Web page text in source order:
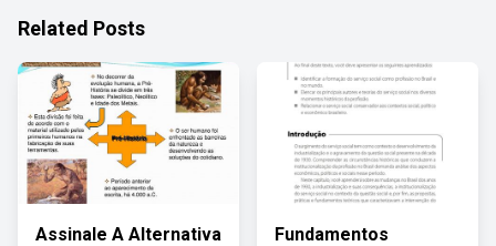
Related Posts
Assinale A Alternativa
Fundamentos